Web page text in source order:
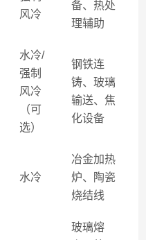
风冷
备、热处
理辅助
水冷/
强制
风冷
（可
选）
钢铁连
铸、玻璃
输送、焦
化设备
水冷
冶金加热
炉、陶瓷
烧结线
玻璃熔